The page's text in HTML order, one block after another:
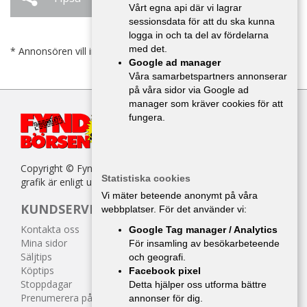
* Annonsören vill inte bli kontaktad av försäljare.
Copyright © Fyndbörsen. All kopiering av texter, bilder eller
grafik är enligt upphovsrättslagen förbjuden.
KUNDSERVICE
Kontakta oss
Mina sidor
Säljtips
Köptips
Stoppdagar
Prenumerera på tidningen
Vårt egna api där vi lagrar
sessionsdata för att du ska kunna
logga in och ta del av fördelarna
med det.
Google ad manager
Våra samarbetspartners annonserar
på våra sidor via Google ad
manager som kräver cookies för att
fungera.
Statistiska cookies
Vi mäter beteende anonymt på våra
webbplatser. För det använder vi:
Google Tag manager / Analytics
För insamling av besökarbeteende
och geografi.
Facebook pixel
Detta hjälper oss utforma bättre
annonser för dig.